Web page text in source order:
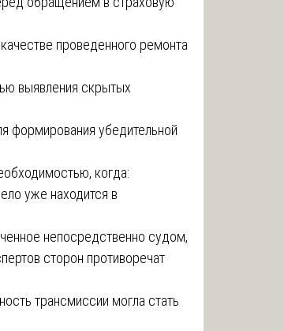
проведенного ремонта
выявления скрытых
формирования убедительной
когда:
уже находится в
непосредственно судом,
сторон противоречат
трансмиссии могла стать